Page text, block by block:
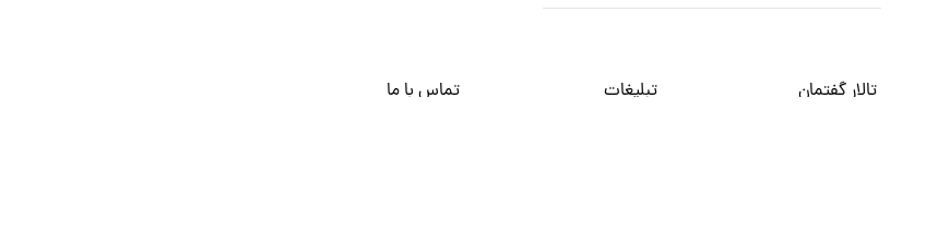
تالار گفتمان تبلیغات تماس با ما